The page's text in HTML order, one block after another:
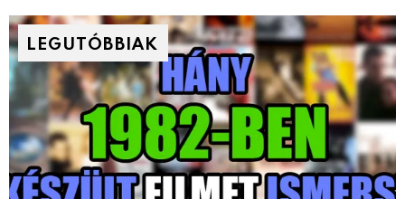
LEGUTÓBBIAK